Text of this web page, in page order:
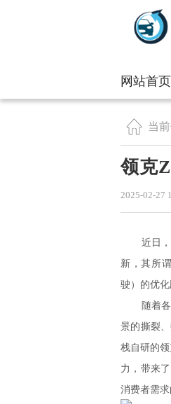
网站首页
当前
领克
2025-02-27
近日
新，其所
驶）的优
随着
景的撕裂
栈自研的
力，带来
消费者需求